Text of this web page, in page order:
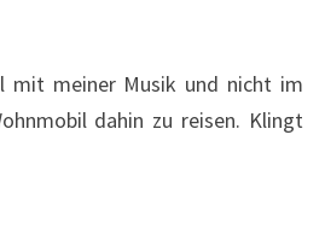
mit meiner Musik und nicht im
dahin zu reisen. Klingt